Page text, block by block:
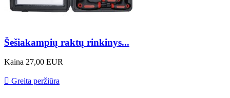
Šešiakampių raktų rinkinys...
Kaina 27,00 EUR
 Greita peržiūra